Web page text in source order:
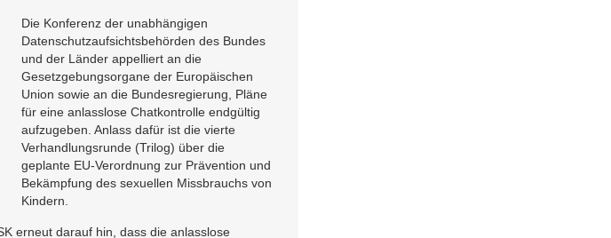
Die Konferenz der unabhängigen
Datenschutzaufsichtsbehörden des Bundes
und der Länder appelliert an die
Gesetzgebungsorgane der Europäischen
Union sowie an die Bundesregierung, Pläne
für eine anlasslose Chatkontrolle endgültig
aufzugeben. Anlass dafür ist die vierte
Verhandlungsrunde (Trilog) über die
geplante EU-Verordnung zur Prävention und
Bekämpfung des sexuellen Missbrauchs von
Kindern.
erneut darauf hin, dass die anlasslose